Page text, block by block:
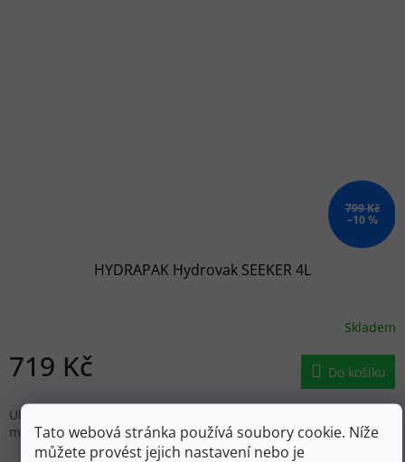
Tato webová stránka používá soubory cookie. Níže
můžete provést jejich nastavení nebo je
799 Kč
–10 %
HYDRAPAK Hydrovak SEEKER 4L
Skladem
719 Kč Do košíku
Ultralehký vak na vodu, který po vyprázdnění "stočíte" na
minimální rozměry a sbalíte do přiloženého obalu.